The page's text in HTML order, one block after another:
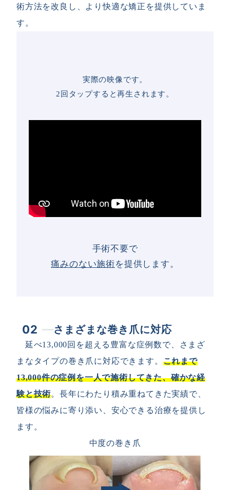
術方法を改良し、より快適な矯正を提供していま
す。
実際の映像です。
2回タップすると再生されます。
手術不要で
痛みのない施術を提供します。
02 さまざまな巻き爪に対応
延べ13,000回を超える豊富な症例数で、さまざ
まなタイプの巻き爪に対応できます。 これまで
13,000件の症例を一人で施術してきた、確かな経
験と技術。長年にわたり積み重ねてきた実績で、
皆様の悩みに寄り添い、安心できる治療を提供し
ます。
中度の巻き爪